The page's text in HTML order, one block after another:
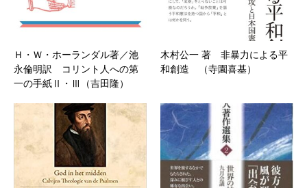
Ｈ・Ｗ・ホーランダル著／池
永倫明訳 コリント人への第
一の手紙Ⅱ・Ⅲ（吉田隆）
木村公一 著 非暴力による平
和創造 （寺園喜基）